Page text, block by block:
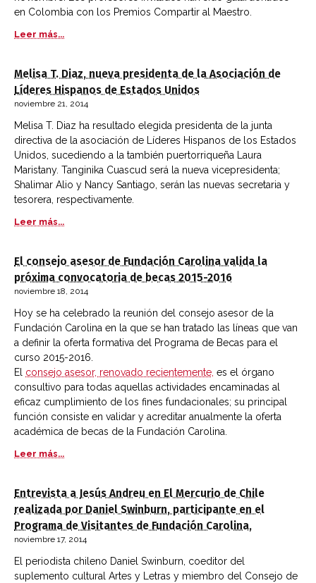
en Colombia con los Premios Compartir al Maestro.
Leer más...
Melisa T. Diaz, nueva presidenta de la Asociación de
Líderes Hispanos de Estados Unidos
noviembre 21, 2014
Melisa T. Diaz ha resultado elegida presidenta de la junta
directiva de la asociación de Líderes Hispanos de los Estados
Unidos, sucediendo a la también puertorriqueña Laura
Maristany. Tanginika Cuascud será la nueva vicepresidenta;
Shalimar Alio y Nancy Santiago, serán las nuevas secretaria y
tesorera, respectivamente.
Leer más...
El consejo asesor de Fundación Carolina valida la
próxima convocatoria de becas 2015-2016
noviembre 18, 2014
Hoy se ha celebrado la reunión del consejo asesor de la
Fundación Carolina en la que se han tratado las líneas que van
a definir la oferta formativa del Programa de Becas para el
curso 2015-2016.
El consejo asesor, renovado recientemente, es el órgano
consultivo para todas aquellas actividades encaminadas al
eficaz cumplimiento de los fines fundacionales; su principal
función consiste en validar y acreditar anualmente la oferta
académica de becas de la Fundación Carolina.
Leer más...
Entrevista a Jesús Andreu en El Mercurio de Chile
realizada por Daniel Swinburn, participante en el
Programa de Visitantes de Fundación Carolina,
noviembre 17, 2014
El periodista chileno Daniel Swinburn, coeditor del
suplemento cultural Artes y Letras y miembro del Consejo de